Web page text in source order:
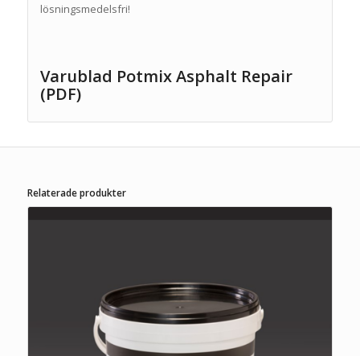
lösningsmedelsfri!
Varublad Potmix Asphalt Repair
(PDF)
Relaterade produkter